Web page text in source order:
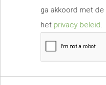
ga akkoord met de
het privacy beleid.